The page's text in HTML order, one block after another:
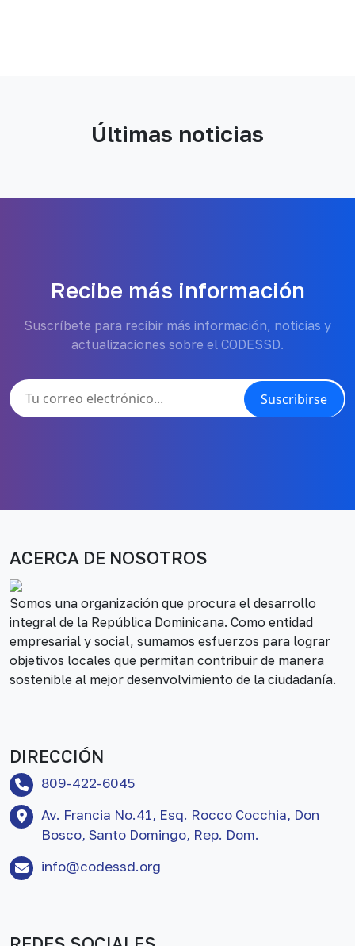
Últimas noticias
Recibe más información
Suscríbete para recibir más información, noticias y
actualizaciones sobre el CODESSD.
Suscribirse
ACERCA DE NOSOTROS
Somos una organización que procura el desarrollo
integral de la República Dominicana. Como entidad
empresarial y social, sumamos esfuerzos para lograr
objetivos locales que permitan contribuir de manera
sostenible al mejor desenvolvimiento de la ciudadanía.
DIRECCIÓN
809-422-6045
Av. Francia No.41, Esq. Rocco Cocchia, Don
Bosco, Santo Domingo, Rep. Dom.
info@codessd.org